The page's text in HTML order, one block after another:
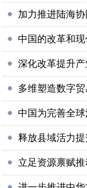
加力推进陆海
中国的改革和
深化改革提升
多维塑造数字
中国为完善全
释放县域活力
立足资源禀赋